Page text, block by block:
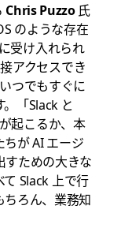
Chris Puzzo氏
のような存在
受け入れられ
アクセスでき
つでもすぐに
「Slack と
起こるか、本
が AI エージ
すための大きな
Slack 上で行
ちろん、業務知